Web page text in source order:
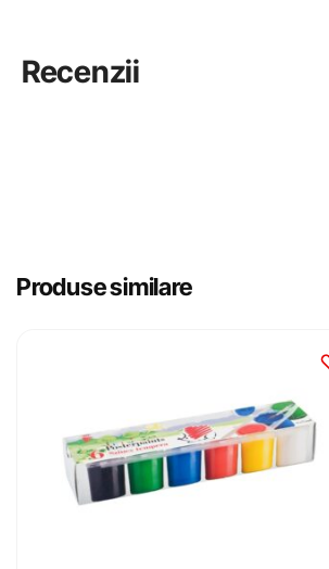
Recenzii
Produse similare